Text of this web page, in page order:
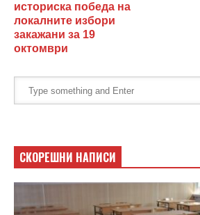
историска победа на
локалните избори
закажани за 19
октомври
СКОРЕШНИ НАПИСИ